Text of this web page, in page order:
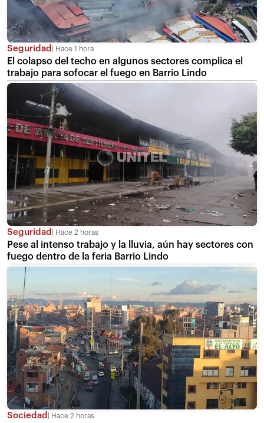
Seguridad Hace 1 hora
El colapso del techo en algunos sectores complica el
trabajo para sofocar el fuego en Barrio Lindo
Seguridad Hace 2 horas
Pese al intenso trabajo y la lluvia, aún hay sectores con
fuego dentro de la feria Barrio Lindo
Sociedad Hace 2 horas